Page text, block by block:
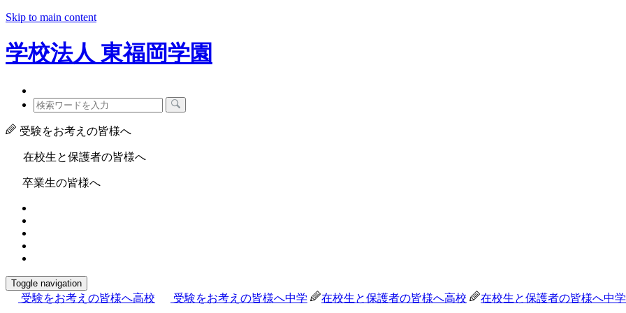
Skip to main content
学校法人 東福岡学園
受験をお考えの皆様へ
在校生と保護者の皆様へ
卒業生の皆様へ
Toggle navigation
受験をお考えの皆様へ高校 受験をお考えの皆様へ中学 在校生と保護者の皆様へ高校 在校生と保護者の皆様へ中学